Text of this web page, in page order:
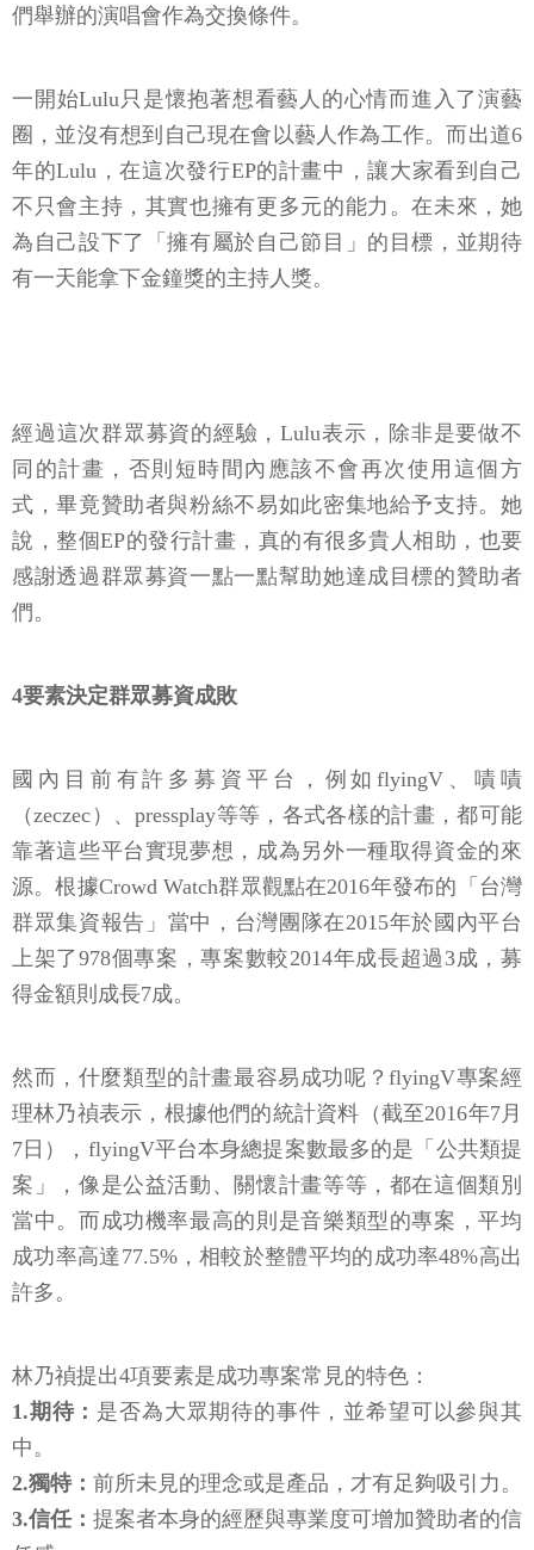
們舉辦的演唱會作為交換條件。
一開始Lulu只是懷抱著想看藝人的心情而進入了演藝
圈，並沒有想到自己現在會以藝人作為工作。而出道6
年的Lulu，在這次發行EP的計畫中，讓大家看到自己
不只會主持，其實也擁有更多元的能力。在未來，她
為自己設下了「擁有屬於自己節目」的目標，並期待
有一天能拿下金鐘獎的主持人獎。
經過這次群眾募資的經驗，Lulu表示，除非是要做不
同的計畫，否則短時間內應該不會再次使用這個方
式，畢竟贊助者與粉絲不易如此密集地給予支持。她
說，整個EP的發行計畫，真的有很多貴人相助，也要
感謝透過群眾募資一點一點幫助她達成目標的贊助者
們。
4要素決定群眾募資成敗
國內目前有許多募資平台，例如flyingV、嘖嘖
（zeczec）、pressplay等等，各式各樣的計畫，都可能
靠著這些平台實現夢想，成為另外一種取得資金的來
源。根據Crowd Watch群眾觀點在2016年發布的「台灣
群眾集資報告」當中，台灣團隊在2015年於國內平台
上架了978個專案，專案數較2014年成長超過3成，募
得金額則成長7成。
然而，什麼類型的計畫最容易成功呢？flyingV專案經
理林乃禎表示，根據他們的統計資料（截至2016年7月
7日），flyingV平台本身總提案數最多的是「公共類提
案」，像是公益活動、關懷計畫等等，都在這個類別
當中。而成功機率最高的則是音樂類型的專案，平均
成功率高達77.5%，相較於整體平均的成功率48%高出
許多。
林乃禎提出4項要素是成功專案常見的特色：
1.期待： 是否為大眾期待的事件，並希望可以參與其
中。
2.獨特： 前所未見的理念或是產品，才有足夠吸引力。
3.信任： 提案者本身的經歷與專業度可增加贊助者的信